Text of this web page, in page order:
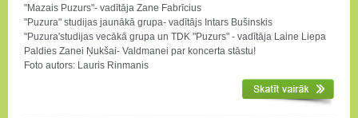
"Mazais Puzurs"- vadītāja Zane Fabrīcius
"Puzura" studijas jaunākā grupa- vadītājs Intars Bušinskis
"Puzura'studijas vecākā grupa un TDK "Puzurs" - vadītāja Laine Liepa
Paldies Zanei Ņukšai- Valdmanei par koncerta stāstu!
Foto autors: Lauris Rinmanis